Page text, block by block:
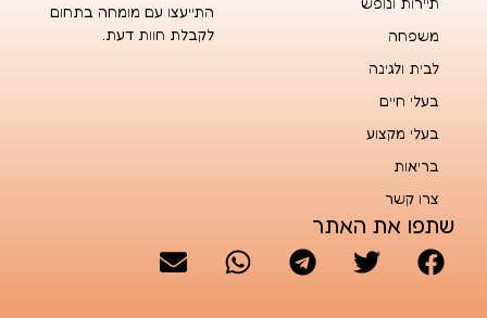
משפחה
לבית ולגינה
בעלי חיים
בעלי מקצוע
בריאות
צרו קשר
התייעצו עם מומחה בתחום
לקבלת חוות דעת.
שתפו את האתר